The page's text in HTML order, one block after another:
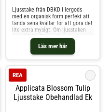
Läs mer här
Ljusstake från DBKD i lergods
med en organisk form perfekt att
tända sena kvällar för att göra det
lite extra mysigt. Om ljusstaken
från DBKD- Finns i flera
utföranden.- Bredd: 75 mm.- Höjd:
110 mm. Shoppa Ljuslyktor och
mer Ljusstakar & Ljuslyktor hos
Applicata Blossom Tulip
Ljusstake Obehandlad Ek
REA